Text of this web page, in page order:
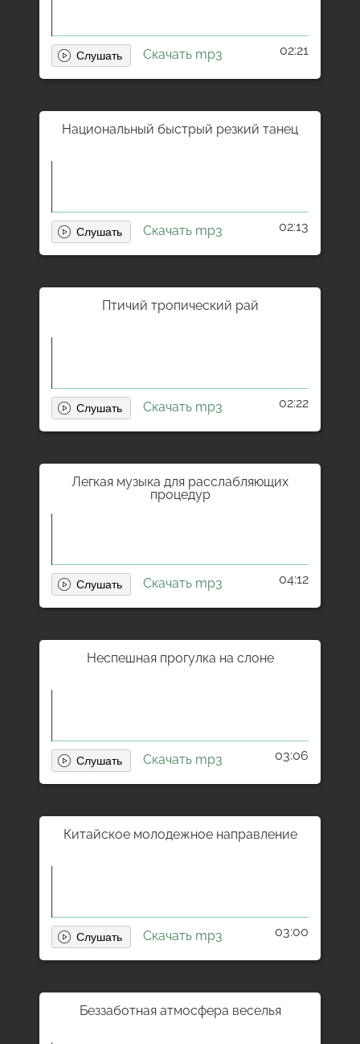
Скачать mp3 02:21
Национальный быстрый резкий танец
Скачать mp3 02:13
Птичий тропический рай
Скачать mp3 02:22
Легкая музыка для расслабляющих
процедур
Скачать mp3 04:12
Неспешная прогулка на слоне
Скачать mp3 03:06
Китайское молодежное направление
Скачать mp3 03:00
Беззаботная атмосфера веселья